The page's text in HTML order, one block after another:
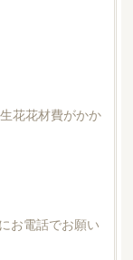
花花材費がかか
お電話でお願い